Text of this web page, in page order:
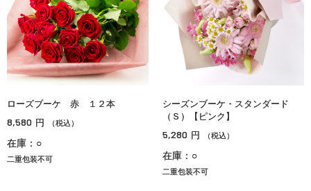
ローズブーケ 赤 １２本
8,580 円 （税込）
在庫：○
二重包装不可
シーズンブーケ・スタンダード
（Ｓ）【ピンク】
5,280 円 （税込）
在庫：○
二重包装不可